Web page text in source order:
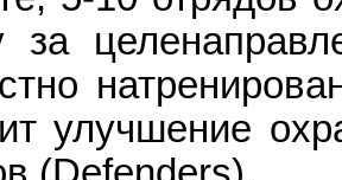
за
улучшение